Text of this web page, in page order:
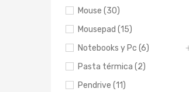
Mouse (30)
Mousepad (15)
Notebooks y Pc (6)
Pasta térmica (2)
Pendrive (11)